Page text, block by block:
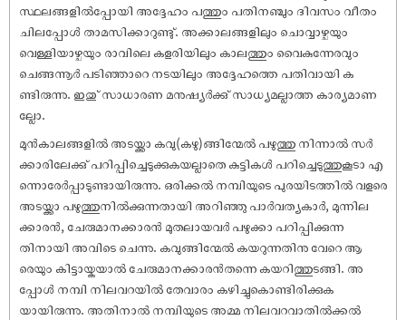
സ്ഥലങ്ങളിൽപ്പോയി അദ്ദേഹം പത്തും പതിനഞ്ചും ദിവസം വീതം
ചിലപ്പോൾ താമസിക്കാറുണ്ടു്. അക്കാലങ്ങളിലും ചൊവ്വാഴ്ചയും
വെള്ളിയാഴ്ചയും രാവിലെ കളരിയിലും കാലത്തും വൈകുന്നേരവും
ചെങ്ങന്നൂർ പടിഞ്ഞാറെ നടയിലും അദ്ദേഹത്തെ പതിവായി ക
ണ്ടിരുന്നു. ഇതു് സാധാരണ മനു‌ഷ്യർക്കു് സാധ്യമല്ലാത്ത കാര്യമാണ
ല്ലോ.
മുൻകാലങ്ങളിൽ അടയ്ക്കാ കവു(കഴു)ങ്ങിന്മേൽ പഴുത്തു നിന്നാൽ സർ
ക്കാരിലേക്കു് പറിപ്പിച്ചെടുക്കുകയല്ലാതെ കുട്ടികൾ പറിച്ചെടുത്തുകൂടാ എ
ന്നൊരേർപ്പാടുണ്ടായിരുന്നു. ഒരിക്കൽ നമ്പിയുടെ പുരയിടത്തിൽ വളരെ
അടയ്ക്കാ പഴുത്തുനിൽക്കുന്നതായി അറിഞ്ഞു പാർവത്യകാർ, മുന്നില
ക്കാരൻ, ചേരുമാനക്കാരൻ മുതലായവർ പഴുക്കാ പറിപ്പിക്കുന്ന
തിനായി അവിടെ ചെന്നു. കവുങ്ങിന്മേൽ കയറുന്നതിനു വേറെ ആ
രെയും കിട്ടായ്കയാൽ ചേരുമാനക്കാരൻതന്നെ കയറിത്തുടങ്ങി. അ
പ്പോൾ നമ്പി നിലവറയിൽ തേവാരം കഴിച്ചുകൊണ്ടിരിക്കുക
യായിരുന്നു. അതിനാൽ നമ്പിയുടെ അമ്മ നിലവറവാതിൽക്കൽ